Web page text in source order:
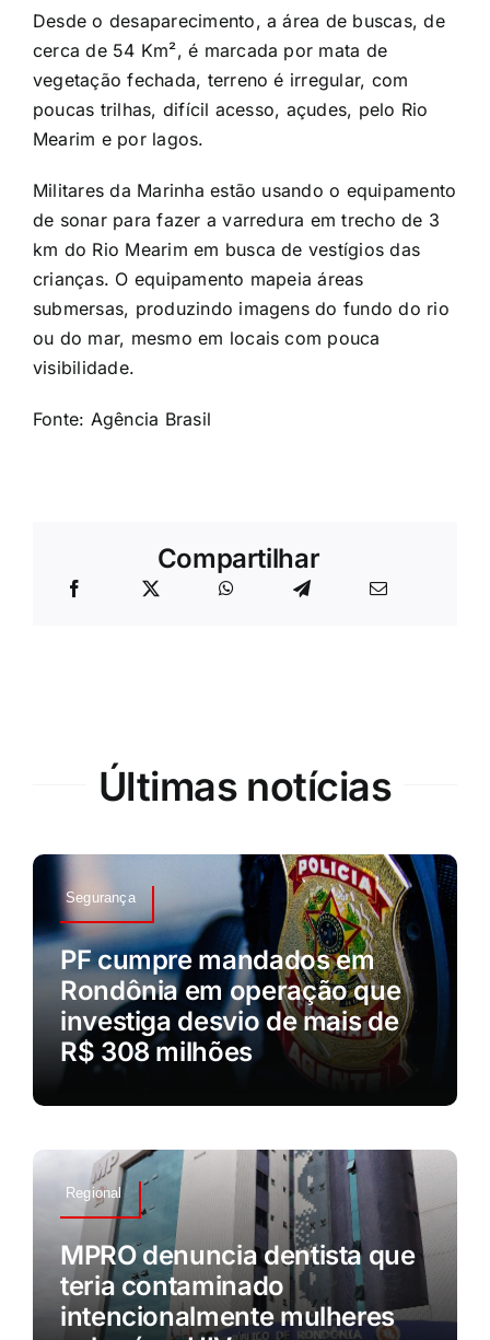
Desde o desaparecimento, aárea de buscas, de
cerca de 54 Km², é marcada por mata de
vegetação fechada, terreno é irregular, com
poucas trilhas, difícil acesso, açudes, pelo Rio
Mearim e por lagos.
Militares da Marinha estão usando o equipamento
de sonar para fazer a varredura em trecho de 3
km do Rio Mearim em busca de vestígios das
crianças. O equipamento mapeia áreas
submersas, produzindo imagens do fundo do rio
ou do mar, mesmo em locais com pouca
visibilidade.
Fonte: Agência Brasil
Compartilhar
Últimas notícias
Segurança
PF cumpre mandados em
Rondônia em operação que
investiga desvio de mais de
R$ 308 milhões
Regional
MPRO denuncia dentista que
teria contaminado
intencionalmente mulheres